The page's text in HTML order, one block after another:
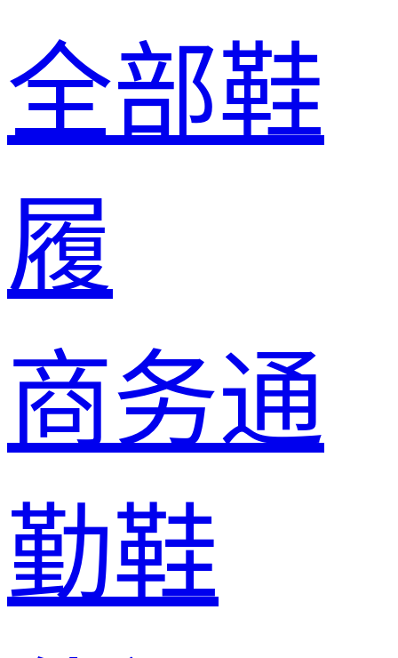
全部鞋
履
商务通
勤鞋